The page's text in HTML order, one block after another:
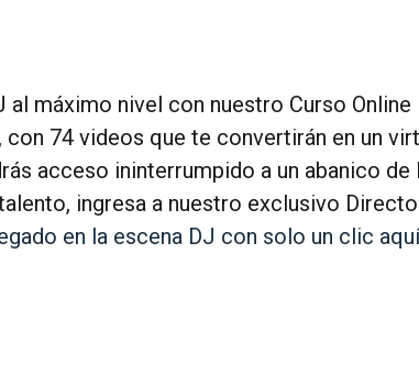
al máximo nivel con nuestro Curso
74 videos que te convertirán en un
acceso ininterrumpido a un abanico
ingresa a nuestro exclusivo
en la escena DJ con solo un clic